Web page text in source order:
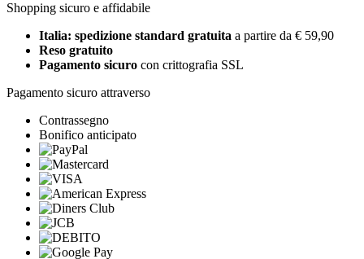
Shopping sicuro e affidabile
Italia: spedizione standard gratuita a partire da € 59,90
Reso gratuito
Pagamento sicuro con crittografia SSL
Pagamento sicuro attraverso
Contrassegno
Bonifico anticipato